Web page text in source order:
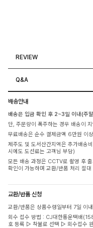
REVIEW
Q&A
배송안내
배송은 입금 확인 후 2~3일 이내(주
단, 주문량이 폭주하는 경우 배송이
무료배송은 순수 결제금액 6만원 이
제주도 및 도서산간지역은 추가배
시에도 도선료는 고객님 부담)
모든 배송 과정은 CCTV로 촬영 후
확인이 가능하며 교환/반품 처리 절대
교환/반품 신청
교환/반품은 상품수령일부터 7일 이
회수 접수 방법 : CJ대한통운택배
호 등록 ▷ 착불로 선택 ▷ 회수접수